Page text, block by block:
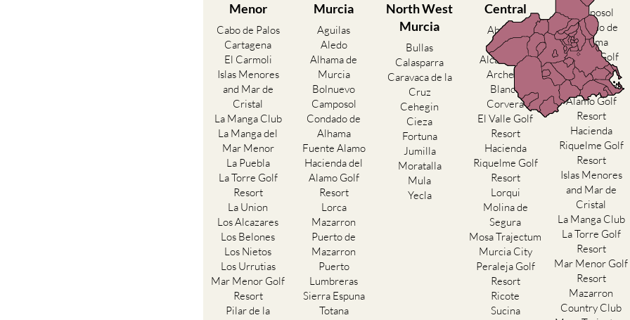
Menor
Cabo de Palos
Cartagena
El Carmoli
Islas Menores
and Mar de
Cristal
La Manga Club
La Manga del
Mar Menor
La Puebla
La Torre Golf
Resort
La Union
Los Alcazares
Los Belones
Los Nietos
Los Urrutias
Mar Menor Golf
Resort
Pilar de la
Murcia
Aguilas
Aledo
Alhama de
Murcia
Bolnuevo
Camposol
Condado de
Alhama
Fuente Alamo
Hacienda del
Alamo Golf
Resort
Lorca
Mazarron
Puerto de
Mazarron
Puerto
Lumbreras
Sierra Espuna
Totana
North West
Murcia
Bullas
Calasparra
Caravaca de la
Cruz
Cehegin
Cieza
Fortuna
Jumilla
Moratalla
Mula
Yecla
Central
Abanilla
Abaran
Alcantarilla
Archena
Blanca
Corvera
El Valle Golf
Resort
Hacienda
Riquelme Golf
Resort
Lorqui
Molina de
Segura
Mosa Trajectum
Murcia City
Peraleja Golf
Resort
Ricote
Sucina
Camposol
Condado de
Alhama
El Valle Golf
Resort
Hacienda del
Alamo Golf
Resort
Hacienda
Riquelme Golf
Resort
Islas Menores
and Mar de
Cristal
La Manga Club
La Torre Golf
Resort
Mar Menor Golf
Resort
Mazarron
Country Club